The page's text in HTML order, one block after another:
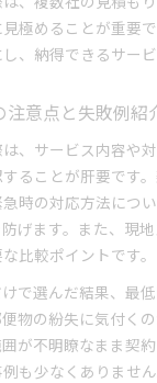
極めることが重要
、納得できるサービ
注意点と失敗例紹
、サービス内容や
ることが肝要です
時の対応方法につ
げます。また、現
比較ポイントです。
で選んだ結果、最
物の紛失に気付く
が不明瞭なまま契
も少なくありません